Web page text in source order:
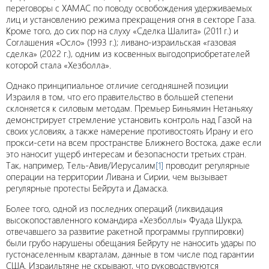
переговоры с ХАМАС по поводу освобождения удерживаемых
лиц и установлению режима прекращения огня в секторе Газа.
Кроме того, до сих пор на слуху «Сделка Шалита» (2011 г.) и
Соглашения «Осло» (1993 г.); ливано-израильская «газовая
сделка» (2022 г.), одним из косвенных выгодоприобретателей
которой стала «Хезболла».
Однако принципиальное отличие сегодняшней позиции
Израиля в том, что его правительство в большей степени
склоняется к силовым методам. Премьер Биньямин Нетаньяху
демонстрирует стремление установить контроль над Газой на
своих условиях, а также намерение противостоять Ирану и его
прокси-сети на всем пространстве Ближнего Востока, даже если
это наносит ущерб интересам и безопасности третьих стран.
Так, например, Тель-Авив/Иерусалим[1] проводит регулярные
операции на территории Ливана и Сирии, чем вызывает
регулярные протесты Бейрута и Дамаска.
Более того, одной из последних операций (ликвидация
высокопоставленного командира «Хезболлы» Фуада Шукра,
отвечавшего за развитие ракетной программы группировки)
были грубо нарушены обещания Бейруту не наносить удары по
густонаселенным кварталам, данные в том числе под гарантии
США. Израильтяне не скрывают, что руководствуются